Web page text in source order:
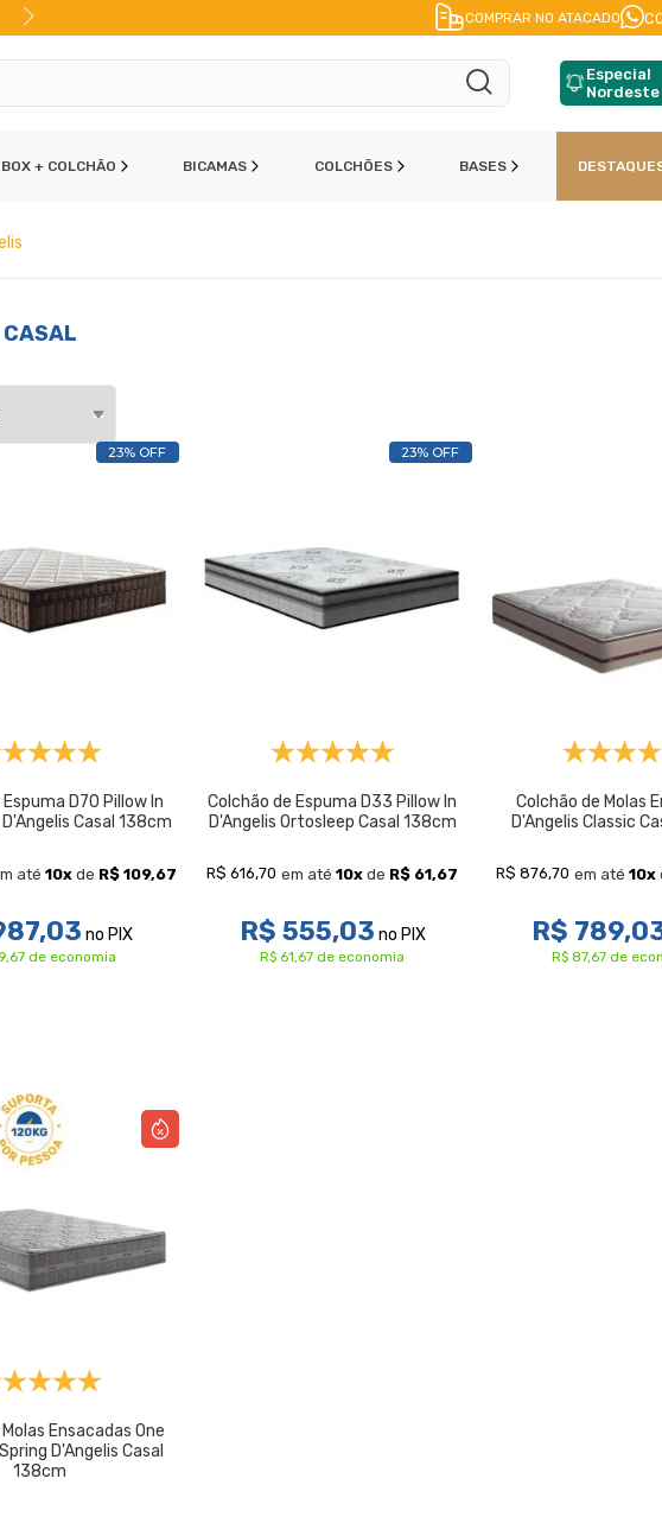
FRETE A
COMPRAR NO ATACADO
Especial
Nordeste
+ COLCHÃO BICAMAS COLCHÕES BASES
CASAL
23% OFF
D70 Pillow In
Casal 138cm
até 10xde R$ 109,67
no PIX
de economia
23% OFF
Colchão de Espuma D33 Pillow In
D'Angelis Ortosleep Casal 138cm
R$ 616,70 em até10x de R$ 61,67
R$ 555,03 no PIX
R$ 61,67 de economia
Colchão de Molas
D'Angelis Classic
R$ 876,70 em até10x
R$
R$ 87,67 de
Ensacadas One
D'Angelis Casal
138cm